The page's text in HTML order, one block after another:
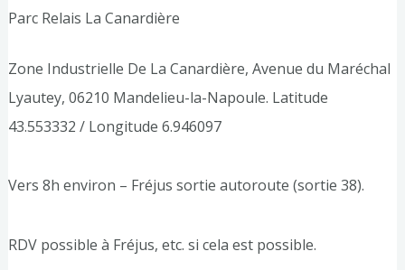
Parc Relais La Canardière
Zone Industrielle De La Canardière, Avenue du Maréchal
Lyautey, 06210 Mandelieu-la-Napoule. Latitude
43.553332 / Longitude 6.946097
Vers 8h environ – Fréjus sortie autoroute (sortie 38).
RDV possible à Fréjus, etc. si cela est possible.